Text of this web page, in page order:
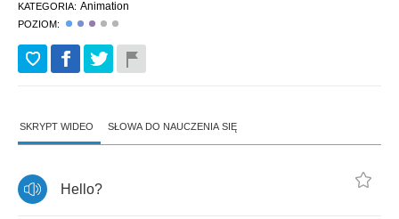
KATEGORIA: Animation
POZIOM:
SKRYPT WIDEO SŁOWA DO NAUCZENIA SIĘ
Hello?